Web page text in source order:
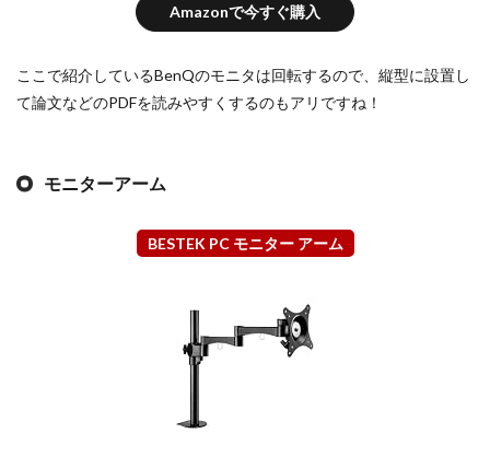
Amazonで今すぐ購入
ここで紹介しているBenQのモニタは回転するので、縦型に設置し
て論文などのPDFを読みやすくするのもアリですね！
モニターアーム
BESTEK PC モニター アーム